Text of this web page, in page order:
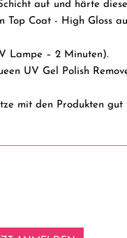
auf und härte
Top Coat - High Gloss
Lampe – 2 Minuten).
UV Gel Polish
mit den Produkten